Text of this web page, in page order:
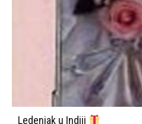
Ledenjak u Indiji